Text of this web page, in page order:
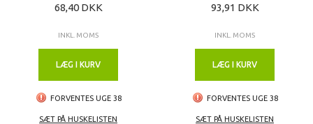
68,40 DKK
INKL. MOMS
LÆG I KURV
FORVENTES UGE 38
SÆT PÅ HUSKELISTEN
93,91 DKK
INKL. MOMS
LÆG I KURV
FORVENTES UGE 38
SÆT PÅ HUSKELISTEN